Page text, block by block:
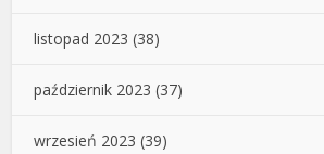
listopad 2023 (38)
październik 2023 (37)
wrzesień 2023 (39)